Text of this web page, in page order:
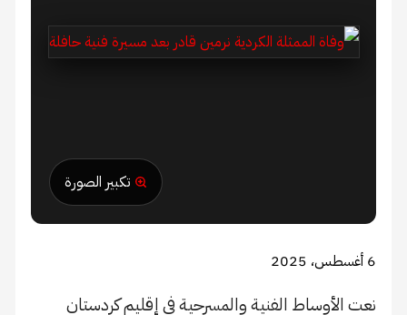
تكبير الصورة
6 أغسطس، 2025
نعت الأوساط الفنية والمسرحية في إقليم كردستان